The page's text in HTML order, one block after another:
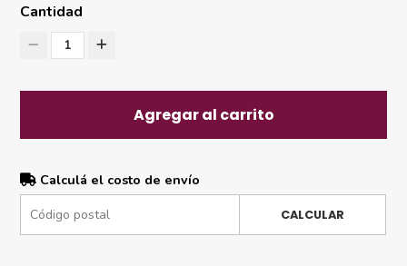
Cantidad
1
Agregar al carrito
Calculá el costo de envío
CALCULAR